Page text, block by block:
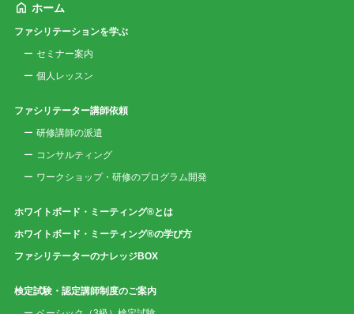
ホーム
ファシリテーションを学ぶ
セミナー案内
個人レッスン
ファシリテーター講師依頼
研修講師の派遣
コンサルティング
ワークショップ・研修のプログラム開発
ホワイトボード・ミーティング®とは
ホワイトボード・ミーティング®の学び方
ファシリテーターのナレッジBOX
検定試験・認定講師制度のご案内